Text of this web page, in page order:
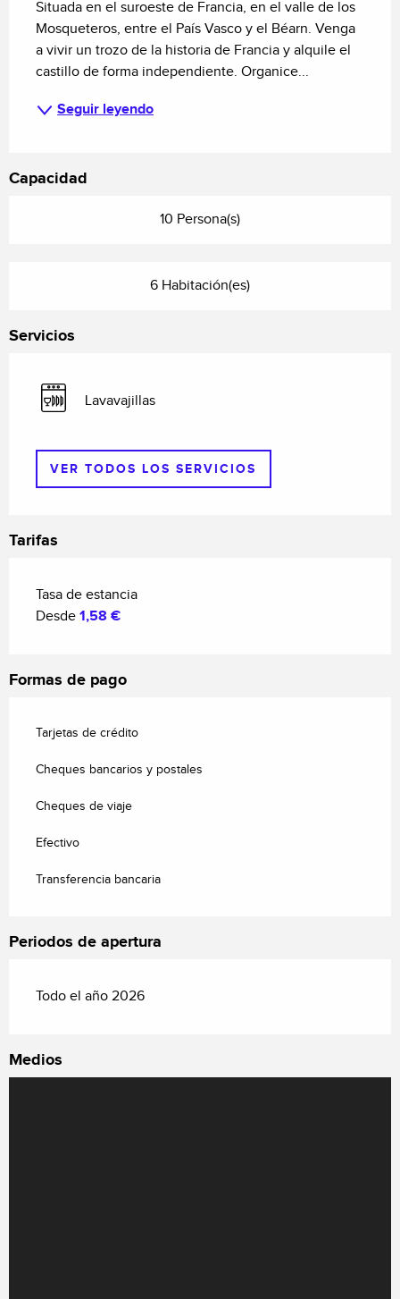
Situada en el suroeste de Francia, en el valle de los
Mosqueteros, entre el País Vasco y el Béarn. Venga
a vivir un trozo de la historia de Francia y alquile el
castillo de forma independiente. Organice...
Seguir leyendo
Capacidad
10 Persona(s)
6 Habitación(es)
Servicios
Lavavajillas
VER TODOS LOS SERVICIOS
Tarifas
Tasa de estancia
Desde 1,58 €
Formas de pago
Tarjetas de crédito
Cheques bancarios y postales
Cheques de viaje
Efectivo
Transferencia bancaria
Periodos de apertura
Todo el año 2026
Medios